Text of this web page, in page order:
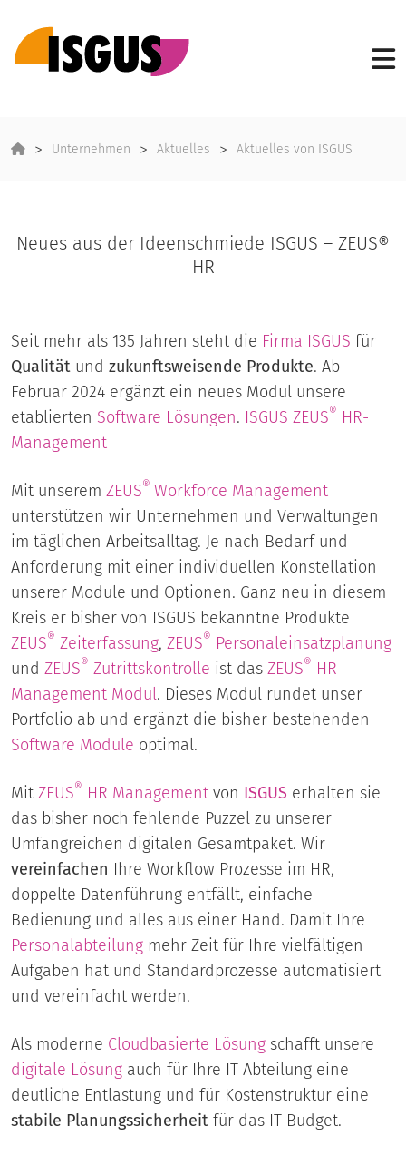
Unternehmen Aktuelles Aktuelles von ISGUS
Neues aus der Ideenschmiede ISGUS – ZEUS®
HR
Seit mehr als 135 Jahren steht die Firma ISGUS für
Qualität und zukunftsweisende Produkte. Ab
Februar 2024 ergänzt ein neues Modul unsere
etablierten Software Lösungen. ISGUS ZEUS® HR-
Management
Mit unserem ZEUS® Workforce Management
unterstützen wir Unternehmen und Verwaltungen
im täglichen Arbeitsalltag. Je nach Bedarf und
Anforderung mit einer individuellen Konstellation
unserer Module und Optionen. Ganz neu in diesem
Kreis er bisher von ISGUS bekanntne Produkte
ZEUS® Zeiterfassung, ZEUS® Personaleinsatzplanung
und ZEUS® Zutrittskontrolle ist das ZEUS® HR
Management Modul. Dieses Modul rundet unser
Portfolio ab und ergänzt die bisher bestehenden
Software Module optimal.
Mit ZEUS® HR Management von ISGUS erhalten sie
das bisher noch fehlende Puzzel zu unserer
Umfangreichen digitalen Gesamtpaket. Wir
vereinfachen Ihre Workflow Prozesse im HR,
doppelte Datenführung entfällt, einfache
Bedienung und alles aus einer Hand. Damit Ihre
Personalabteilung mehr Zeit für Ihre vielfältigen
Aufgaben hat und Standardprozesse automatisiert
und vereinfacht werden.
Als moderne Cloudbasierte Lösung schafft unsere
digitale Lösung auch für Ihre IT Abteilung eine
deutliche Entlastung und für Kostenstruktur eine
stabile Planungssicherheit für das IT Budget.